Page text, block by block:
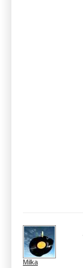
Milka